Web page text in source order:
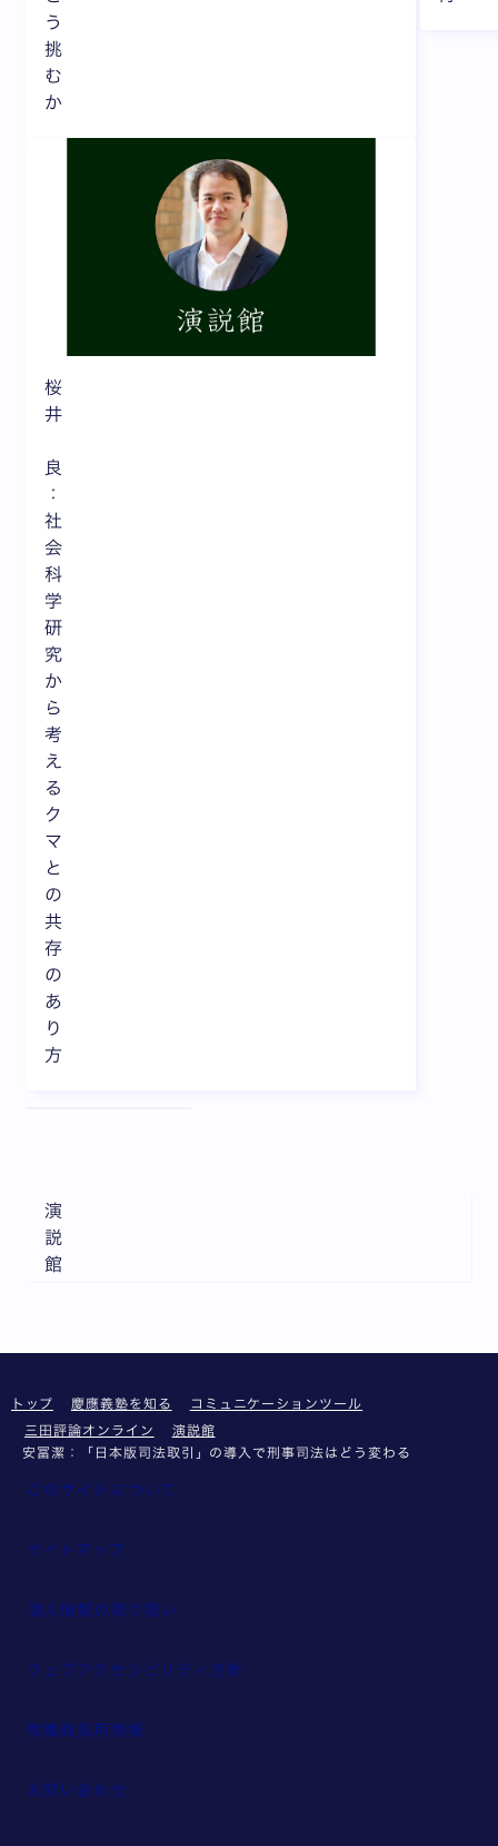
う
挑
む
か
桜
井
良
：
社
会
科
学
研
究
か
ら
考
え
る
ク
マ
と
の
共
存
の
あ
り
方
演
説
館
トップ 慶應義塾を知る
コミュニケーションツール
三田評論オンライン
演説館
安冨潔：「日本版司法取引」の導入で刑事司法はどう変わる
このサイトについて
サイトマップ
個人情報の取り扱い
ウェブアクセシビリティ方針
教職員採用情報
お問い合わせ